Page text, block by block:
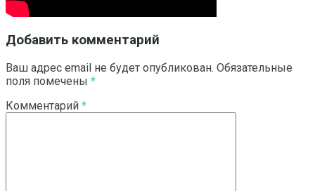
Добавить комментарий
Ваш адрес email не будет опубликован. Обязательные
поля помечены *
Комментарий *